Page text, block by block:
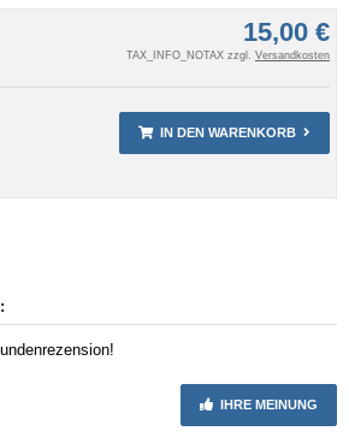
15,00 €
TAX_INFO_NOTAX zzgl. Versandkosten
IN DEN WARENKORB
IHRE MEINUNG